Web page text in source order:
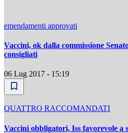
emendamenti approvati
Vaccini, ok dalla commissione
consigliati
06 Lug 2017 - 15:19
QUATTRO RACCOMANDATI
Vaccini obbligatori, Iss favorevole a